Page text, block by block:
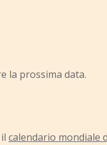
la prossima data.
calendario mondiale